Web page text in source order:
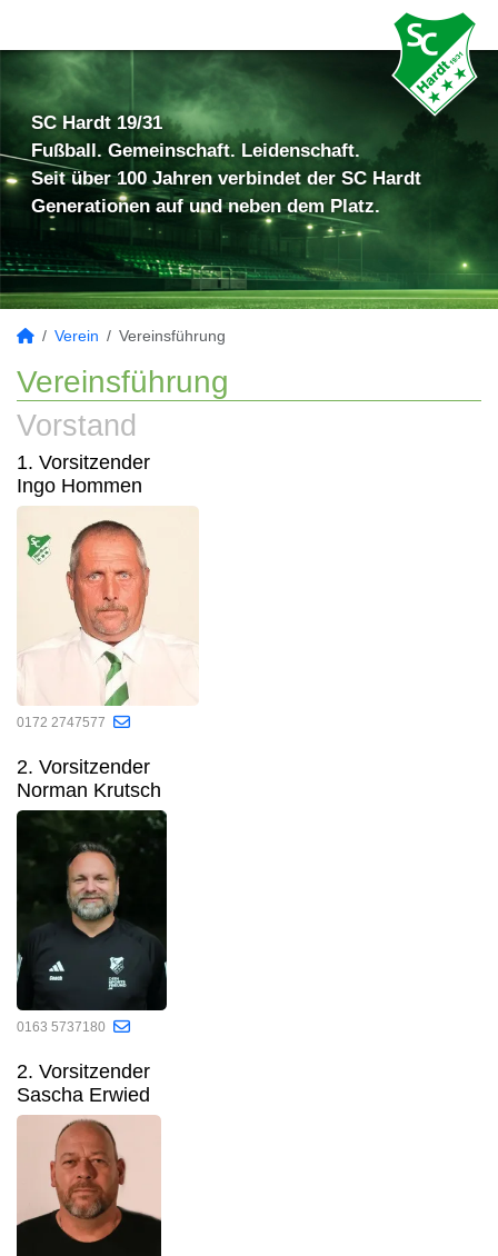
SC Hardt 19/31
Fußball. Gemeinschaft. Leidenschaft.
Seit über 100 Jahren verbindet der SC Hardt
Generationen auf und neben dem Platz.
Verein Vereinsführung
Vereinsführung
Vorstand
1. Vorsitzender
Ingo Hommen
0172 2747577
2. Vorsitzender
Norman Krutsch
0163 5737180
2. Vorsitzender
Sascha Erwied